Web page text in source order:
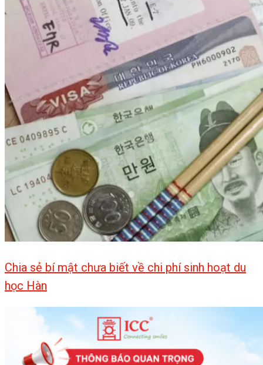
Chia sẻ bí mật chưa biết về chi phí sinh hoạt du
học Hàn